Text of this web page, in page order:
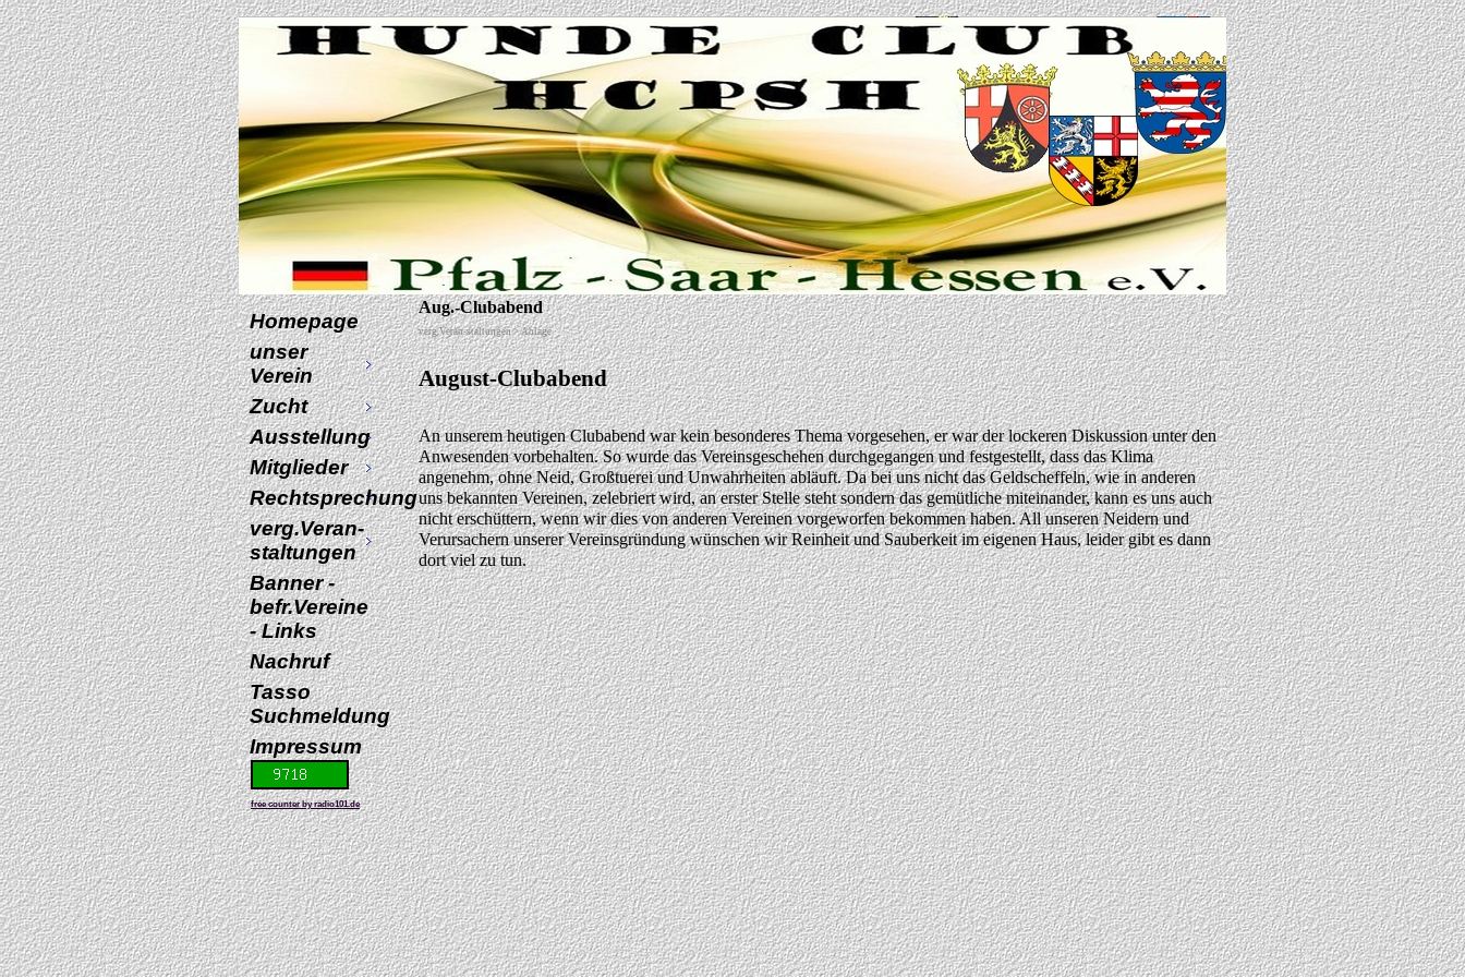
Homepage
unser
Verein
Zucht
Ausstellung
Mitglieder
Rechtsprechung
verg.Veran-
staltungen
Banner -
befr.Vereine
- Links
Nachruf
Tasso
Suchmeldung
Impressum
Aug.-Clubabend
verg.Veran-staltungen > Ablage
August-Clubabend
An unserem heutigen Clubabend war kein besonderes Thema vorgesehen, er war der lockeren Diskussion unter den
Anwesenden vorbehalten. So wurde das Vereinsgeschehen durchgegangen und festgestellt, dass das Klima
angenehm, ohne Neid, Großtuerei und Unwahrheiten abläuft. Da bei uns nicht das Geldscheffeln, wie in anderen
uns bekannten Vereinen, zelebriert wird, an erster Stelle steht sondern das gemütliche miteinander, kann es uns auch
nicht erschüttern, wenn wir dies von anderen Vereinen vorgeworfen bekommen haben. All unseren Neidern und
Verursachern unserer Vereinsgründung wünschen wir Reinheit und Sauberkeit im eigenen Haus, leider gibt es dann
dort viel zu tun.
free counter by radio101.de